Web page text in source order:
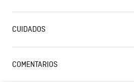
temperatura máxima de
Planchar con vapor
por el revés.
SECADO: Secado en
CUIDADOS
COMENTARIOS